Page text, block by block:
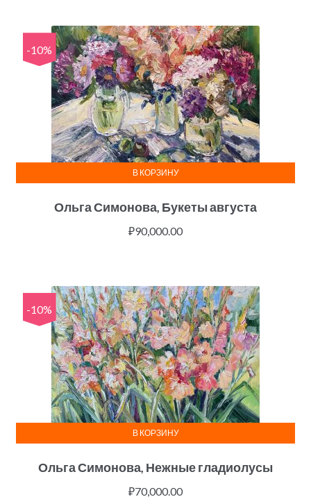
-10%
Ольга Симонова, Букеты августа
₽90,000.00
В КОРЗИНУ
-10%
Ольга Симонова, Нежные гладиолусы
₽70,000.00
В КОРЗИНУ